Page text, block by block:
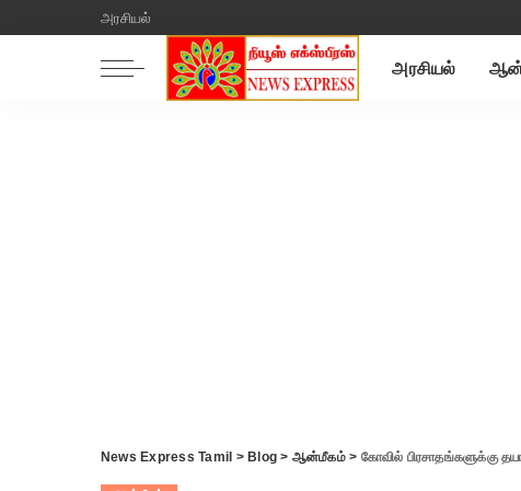
அரசியல்
அரசியல்
News Express Tamil > Blog > ஆன்மீகம்> கோவில் பிரசாதங்களுக்கு